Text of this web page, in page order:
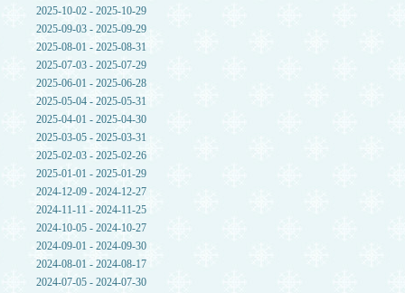
2025-10-02 - 2025-10-29
2025-09-03 - 2025-09-29
2025-08-01 - 2025-08-31
2025-07-03 - 2025-07-29
2025-06-01 - 2025-06-28
2025-05-04 - 2025-05-31
2025-04-01 - 2025-04-30
2025-03-05 - 2025-03-31
2025-02-03 - 2025-02-26
2025-01-01 - 2025-01-29
2024-12-09 - 2024-12-27
2024-11-11 - 2024-11-25
2024-10-05 - 2024-10-27
2024-09-01 - 2024-09-30
2024-08-01 - 2024-08-17
2024-07-05 - 2024-07-30